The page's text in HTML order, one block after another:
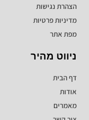
ניווט מהיר
דף הבית
אודות
מאמרים
הצהרת נגישות
מדיניות פרטיות
מפת אתר